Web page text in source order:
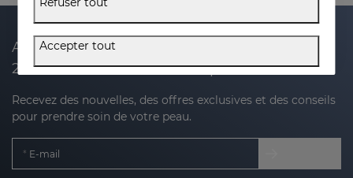
Abonnez-vous à notre newsletter et recevez
20 % de réduction sur votre prochain achat
Recevez des nouvelles, des offres exclusives et des conseils
pour prendre soin de votre peau.
E-mail
Accepter tout